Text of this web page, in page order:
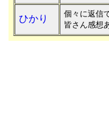
ひかり
個々に返信
皆さん感想